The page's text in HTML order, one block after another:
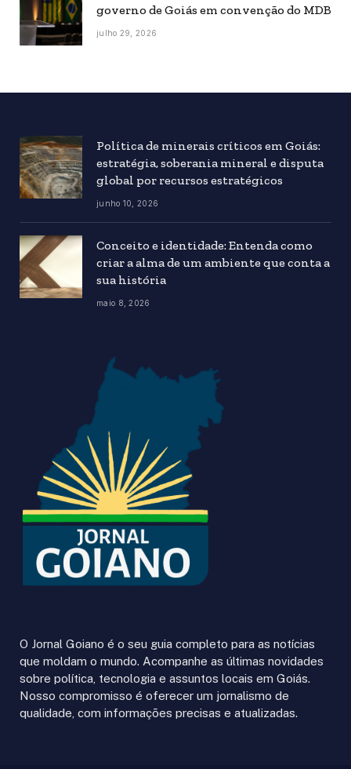
governo de Goiás em convenção do MDB
julho 29, 2026
Política de minerais críticos em Goiás:
estratégia, soberania mineral e disputa
global por recursos estratégicos
junho 10, 2026
Conceito e identidade: Entenda como
criar a alma de um ambiente que conta a
sua história
maio 8, 2026
O Jornal Goiano é o seu guia completo para as notícias
que moldam o mundo. Acompanhe as últimas novidades
sobre política, tecnologia e assuntos locais em Goiás.
Nosso compromisso é oferecer um jornalismo de
qualidade, com informações precisas e atualizadas.